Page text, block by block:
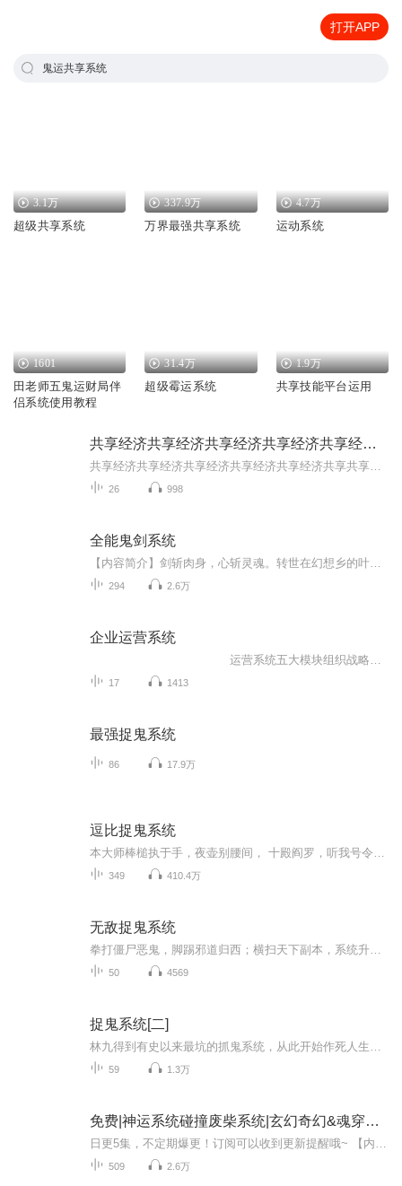
打开APP
鬼运共享系统
3.1万
超级共享系统
337.9万
万界最强共享系统
4.7万
运动系统
1601
田老师五鬼运财局伴
侣系统使用教程
31.4万
超级霉运系统
1.9万
共享技能平台运用
共享经济共享经济共享经济共享经济共享经济共享经济
26 998
全能鬼剑系统
294 2.6万
企业运营系统
17 1413
最强捉鬼系统
86 17.9万
逗比捉鬼系统
349 410.4万
无敌捉鬼系统
50 4569
捉鬼系统[二]
59 1.3万
免费|神运系统碰撞废柴系统|玄幻奇幻&魂穿&系统
509 2.6万